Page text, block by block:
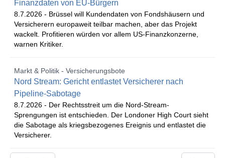
Finanzdaten von EU-Bürgern
8.7.2026 - Brüssel will Kundendaten von Fondshäusern und
Versicherern europaweit teilbar machen, aber das Projekt
wackelt. Profitieren würden vor allem US-Finanzkonzerne,
warnen Kritiker.
Markt & Politik - Versicherungsbote
Nord Stream: Gericht entlastet Versicherer nach
Pipeline-Sabotage
8.7.2026 - Der Rechtsstreit um die Nord-Stream-
Sprengungen ist entschieden. Der Londoner High Court sieht
die Sabotage als kriegsbezogenes Ereignis und entlastet die
Versicherer.